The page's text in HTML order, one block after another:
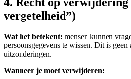
vergetelheid”)
Wat het betekent: mensen kunnen
persoonsgegevens te wissen. Dit is
uitzonderingen.
Wanneer je moet verwijderen: